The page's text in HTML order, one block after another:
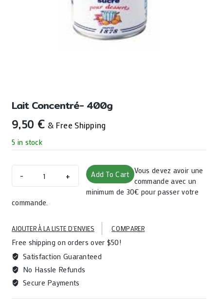
Lait Concentré- 400g
9,50 € & Free Shipping
5 in stock
concentré-
quantity
Add To Cart Vous devez avoir une
commande avec un
minimum de 30€ pour passer votre
commande.
AJOUTER À LA LISTE D’ENVIES COMPARER
Free shipping on orders over $50!
Satisfaction Guaranteed
No Hassle Refunds
Secure Payments